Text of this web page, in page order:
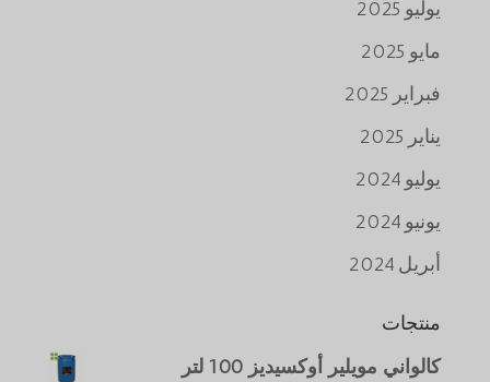
يوليو 2025
مايو 2025
فبراير 2025
يناير 2025
يوليو 2024
يونيو 2024
أبريل 2024
منتجات
كالواني مويلير أوكسيديز 100 لتر